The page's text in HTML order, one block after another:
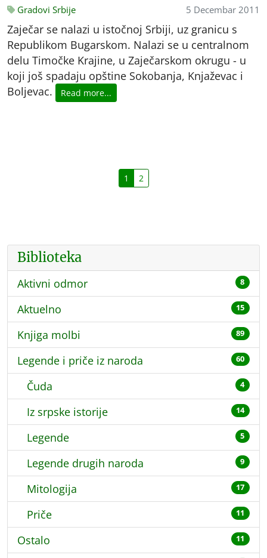
Gradovi Srbije 5 Decembar 2011
Zaječar se nalazi u istočnoj Srbiji, uz granicu s
Republikom Bugarskom. Nalazi se u centralnom
delu Timočke Krajine, u Zaječarskom okrugu - u
koji još spadaju opštine Sokobanja, Knjaževac i
Boljevac.
Read more...
1 2
Biblioteka
Aktivni odmor 8
Aktuelno 15
Knjiga molbi 89
Legende i priče iz naroda 60
Čuda 4
Iz srpske istorije 14
Legende 5
Legende drugih naroda 9
Mitologija 17
Priče 11
Ostalo 11